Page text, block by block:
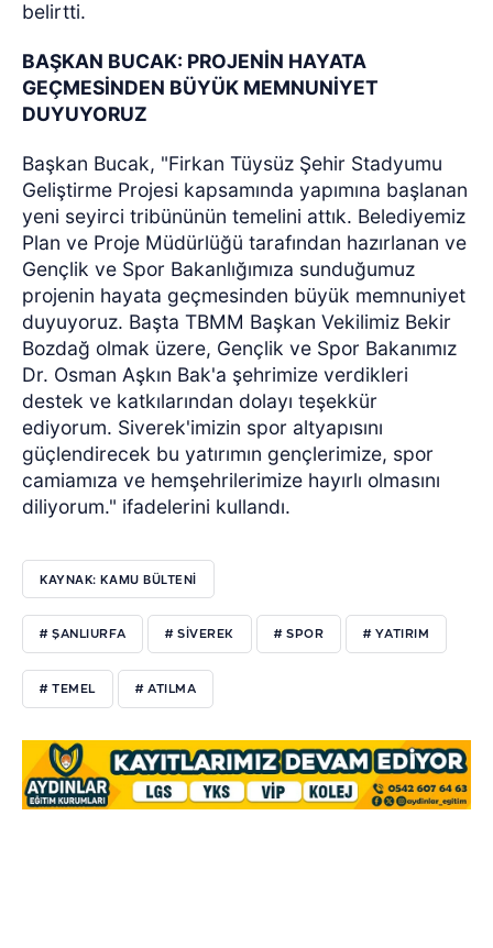
belirtti.
BAŞKAN BUCAK: PROJENİN HAYATA
GEÇMESİNDEN BÜYÜK MEMNUNİYET
DUYUYORUZ
Başkan Bucak, "Firkan Tüysüz Şehir Stadyumu
Geliştirme Projesi kapsamında yapımına başlanan
yeni seyirci tribününün temelini attık. Belediyemiz
Plan ve Proje Müdürlüğü tarafından hazırlanan ve
Gençlik ve Spor Bakanlığımıza sunduğumuz
projenin hayata geçmesinden büyük memnuniyet
duyuyoruz. Başta TBMM Başkan Vekilimiz Bekir
Bozdağ olmak üzere, Gençlik ve Spor Bakanımız
Dr. Osman Aşkın Bak'a şehrimize verdikleri
destek ve katkılarından dolayı teşekkür
ediyorum. Siverek'imizin spor altyapısını
güçlendirecek bu yatırımın gençlerimize, spor
camiamıza ve hemşehrilerimize hayırlı olmasını
diliyorum." ifadelerini kullandı.
KAYNAK: KAMU BÜLTENİ
# ŞANLIURFA # SİVEREK # SPOR # YATIRIM
# TEMEL # ATILMA